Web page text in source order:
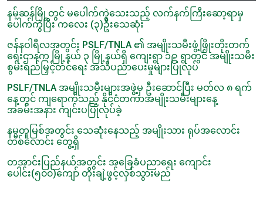
နမ့်ဆန်မြို့တွင် မပေါက်ကွဲသေးသည့် လက်နက်ကြီးဆော့ရာမှ
ပေါက်ကွဲပြီး ကလေး (၃)ဦးသေဆုံး
ဇန်နဝါရီလအတွင်း PSLF/TNLA ၏ အမျိုးသမီးဖွံ့ဖြိုးတိုးတက်
ရေးဌာနက မြို့နယ် ၃ မြို့နယ်ရှိ ကျေးရွာ ၁၉ ရွာတွင် အမျိုးသမီး
စွမ်းရည်မြှင့်တင်ရေး အသိပညာပေးမှုများပြုလုပ်
PSLF/TNLA အမျိုးသမီးများအဖွဲ့မှ ဦးဆောင်ပြီး မတ်လ ၈ ရက်
နေ့တွင် ကျရောက်သည့် နိုင်ငံတကာအမျိုးသမီးများနေ့
အခမ်းအနား ကျင်းပပြုလုပ်ခဲ့
နမ္မတူမြစ်အတွင်း သေဆုံးနေသည့် အမျိုးသား ရုပ်အလောင်း
တစ်လောင်း တွေ့ရှိ
တအာင်းပြည်နယ်အတွင်း အခြေခံပညာရေး ကျောင်း
ပေါင်း(၅၀၀)ကျော် တိုးချဲ့ဖွင့်လှစ်သွားမည်